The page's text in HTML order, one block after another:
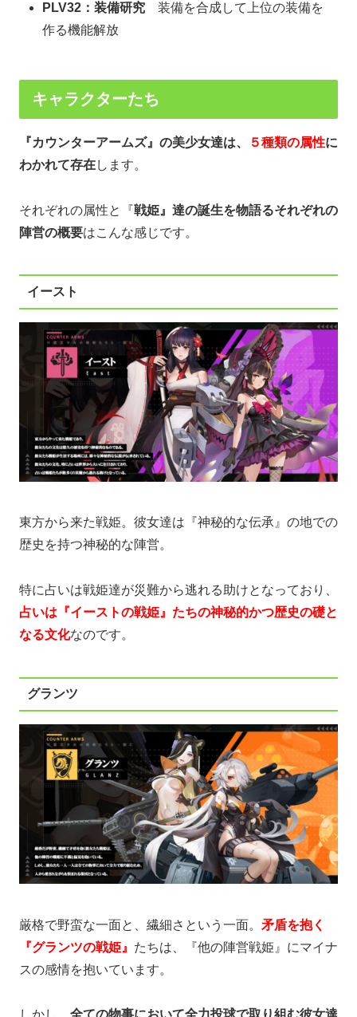
PLV32：装備研究装備を合成して上位の装備を
作る機能解放
キャラクターたち
『カウンターアームズ』の美少女達は、 ５種類の属性に
わかれて存在します。
それぞれの属性と『戦姫』達の誕生を物語るそれぞれの
陣営の概要はこんな感じです。
イースト
東方から来た戦姫。彼女達は『神秘的な伝承』の地での
歴史を持つ神秘的な陣営。
特に占いは戦姫達が災難から逃れる助けとなっており、
占いは『イーストの戦姫』たちの神秘的かつ歴史の礎と
なる文化なのです。
グランツ
厳格で野蛮な一面と、繊細さという一面。 矛盾を抱く
『グランツの戦姫』 たちは、『他の陣営戦姫』にマイナ
スの感情を抱いています。